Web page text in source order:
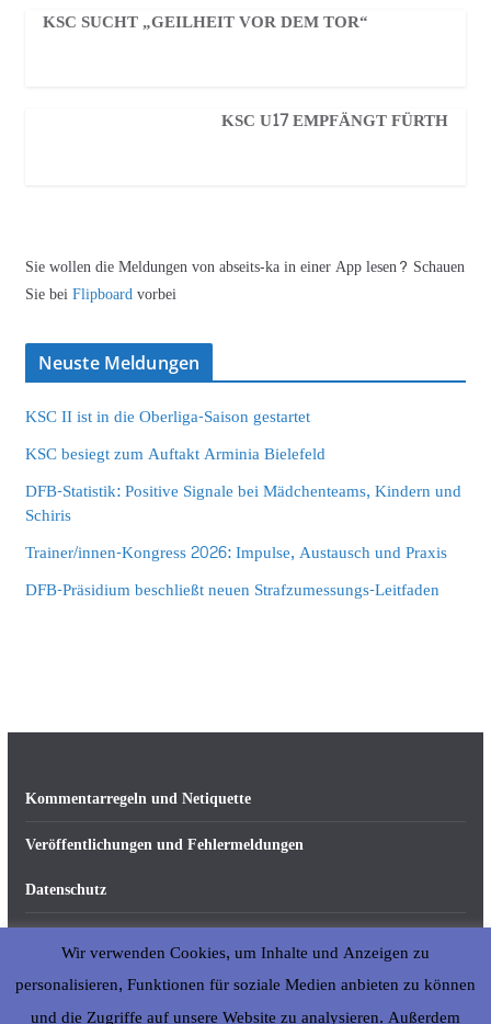
KSC SUCHT „GEILHEIT VOR DEM TOR“
KSC U17 EMPFÄNGT FÜRTH
Sie wollen die Meldungen von abseits-ka in einer App lesen? Schauen
Sie beiFlipboardvorbei
Neuste Meldungen
KSC II ist in die Oberliga-Saison gestartet
KSC besiegt zum Auftakt Arminia Bielefeld
DFB-Statistik: Positive Signale bei Mädchenteams, Kindern und
Schiris
Trainer/innen-Kongress 2026: Impulse, Austausch und Praxis
DFB-Präsidium beschließt neuen Strafzumessungs-Leitfaden
Kommentarregeln und Netiquette
Veröffentlichungen und Fehlermeldungen
Datenschutz
Impressum
Über abseits-ka.de
Wir verwenden Cookies, um Inhalte und Anzeigen zu
personalisieren, Funktionen für soziale Medien anbieten zu können
und die Zugriffe auf unsere Website zu analysieren. Außerdem